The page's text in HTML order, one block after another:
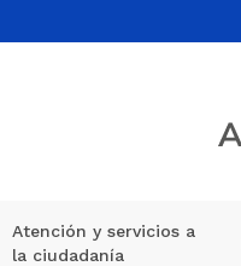
Atención y servicios a
la ciudadanía